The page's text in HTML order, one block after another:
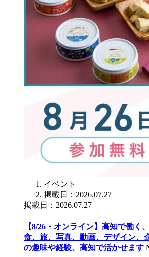
イベント
掲載日：2026.07.27
掲載日：2026.07.27
【8/26・オンライン】高知で働く
食、旅、写真、動画、デザイン、
の趣味や経験、高知で活かせます